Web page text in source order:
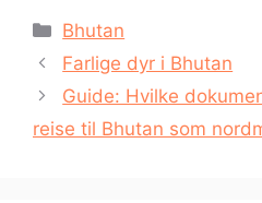
Kategorier
Bhutan
Farlige dyr i Bhutan
Guide: Hvilke
reise til Bhutan som